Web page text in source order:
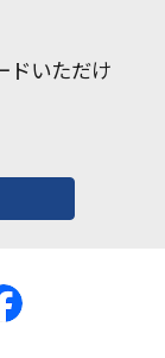
ドいただけ